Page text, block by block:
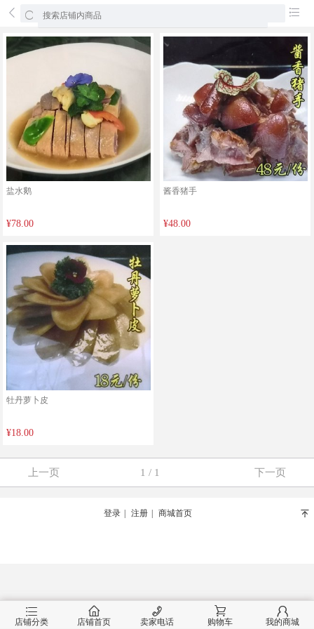
󰄕 󰂦
盐水鹅
¥78.00
酱香猪手
¥48.00
牡丹萝卜皮
¥18.00
1 / 1
上一页 下一页
登录 注册 商城首页 󰄬
󰂦
店铺分类
󰂠
店铺首页
󰄫
卖家电话
󰂟
购物车
󰂢
我的商城